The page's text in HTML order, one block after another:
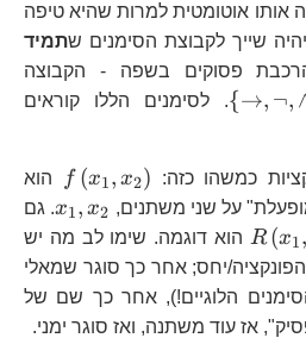
אותו אוטומטית למרות שהיא טיפה
=
יהיה שייך לקבוצת הסימנים שתמיד
פסוקים בשפה - הקבוצה
{→, ¬,
. לסימנים הללו קוראים
כמשהו כזה: f (x1, x2)
הוא
על שני משתנים,
x1, x2
. גם
R (x1,
הוא דוגמה. שימו לב מה יש
יחס; אחר כך סוגר שמאלי
הלוגיים!), אחר כך שם של
אז עוד משתנה, ואז סוגר ימני.